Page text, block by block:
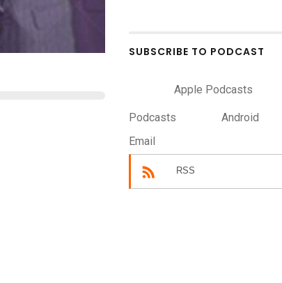
SUBSCRIBE TO PODCAST
Apple Podcasts
Podcasts Android
Email
RSS